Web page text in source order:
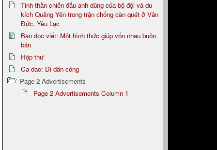
Tinh thần chiến đấu anh dũng của bộ đội và du
kích Quảng Yên trong trận chống càn quét ở Vân
Đức, Yêu Lạc
Bạn đọc viết: Một hình thức giúp vốn nhau buôn
bán
Hộp thư
Ca dao: Đi dân công
Page 2 Advertisements
Page 2 Advertisements Column 1